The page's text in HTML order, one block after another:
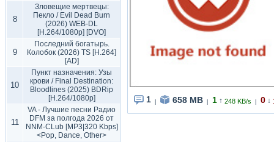
8
Зловещие мертвецы:
Пекло / Evil Dead Burn
(2026) WEB-DL
[H.264/1080p] [DVO]
9
Последний богатырь.
Колобок (2026) TS [H.264]
[AD]
10
Пункт назначения: Узы
крови / Final Destination:
Bloodlines (2025) BDRip
[H.264/1080p]
11
VA - Лучшие песни Радио
DFM за полгода 2026 от
NNM-CLub [MP3|320 Kbps]
<Pop, Dance, Other>
1 658 MB 1 ↑ 248 KB/s 0 ↓